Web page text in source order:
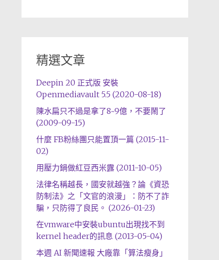
精選文章
Deepin 20 正式版 安裝
Openmediavault 5.5 (2020-08-18)
陳水扁只不過是拿了8~9億，不要鬧了
(2009-09-15)
什麼 FB粉絲團只能置頂一篇 (2015-11-
02)
用壓力鍋做紅豆西米露 (2011-10-05)
法律名稱越長，國安就越強？論《資恐
防制法》之「文官的浪漫」：防不了詐
騙，只防得了良民。 (2026-01-23)
在vmware中安裝ubuntu出現找不到
kernel header的訊息 (2013-05-04)
本週 AI 新聞速報 大廠靠「算法瘦身」